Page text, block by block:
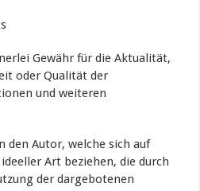
Gewähr für die Aktualität,
oder Qualität der
und weiteren
den Autor, welche sich auf
Art beziehen, die durch
der dargebotenen